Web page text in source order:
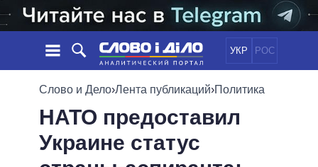
УКР РОС
НОВОСТИ
ЛЕНТА
СОБЫТИЯ
СТАТЬИ
ПОЛИТИКА
ЭКОНОМИКА
ОБЩЕСТВО
ОБЕЩАНИЯ
ПОЛИТИКИ
Слово и Дело›Лента публикаций›Политика
НАТО предоставил
Украине статус